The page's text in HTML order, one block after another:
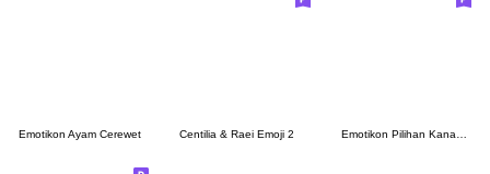
Emotikon Ayam Cerewet Centilia & Raei Emoji 2 Emotikon Pilihan Kanahei's Piske & Usagi